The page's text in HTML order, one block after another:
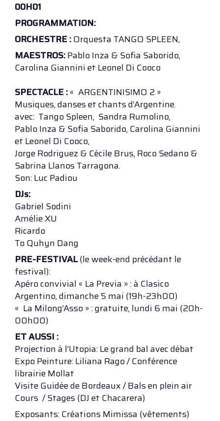
00H01
PROGRAMMATION:
ORCHESTRE :Orquesta TANGO SPLEEN,
MAESTROS:Pablo Inza & Sofia Saborido,
Carolina Giannini et Leonel Di Cooco
SPECTACLE :« ARGENTINISIMO 2 »
Musiques, danses et chants d’Argentine.
avec: Tango Spleen, Sandra Rumolino,
Pablo Inza & Sofia Saborido, Carolina Giannini
et Leonel Di Cooco,
Jorge Rodriguez & Cécile Brus, Roco Sedano &
Sabrina Llanos Tarragona.
Son: Luc Padiou
DJs:
Gabriel Sodini
Amélie XU
Ricardo
To Quhyn Dang
PRE-FESTIVAL(le week-end précédant le
festival):
Apéro convivial « La Previa » : à Clasico
Argentino, dimanche 5 mai (19h-23h00)
« La Milong’Asso » : gratuite, lundi 6 mai (20h-
00h00)
ET AUSSI :
Projection à l’Utopia: Le grand bal avec débat
Expo Peinture: Liliana Rago / Conférence
librairie Mollat
Visite Guidée de Bordeaux / Bals en plein air
Cours / Stages (DJ et Chacarera)
Exposants: Créations Mimissa (vêtements)